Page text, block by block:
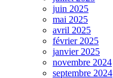
juin 2025
mai 2025
avril 2025
février 2025
janvier 2025
novembre 2024
septembre 2024